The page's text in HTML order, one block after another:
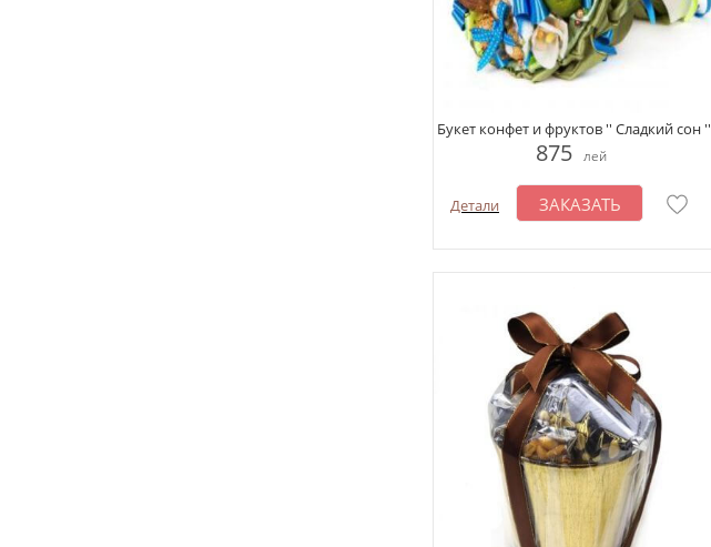
Букет конфет и фруктов '' Сладкий сон ''
875 лей
Детали ЗАКАЗАТЬ